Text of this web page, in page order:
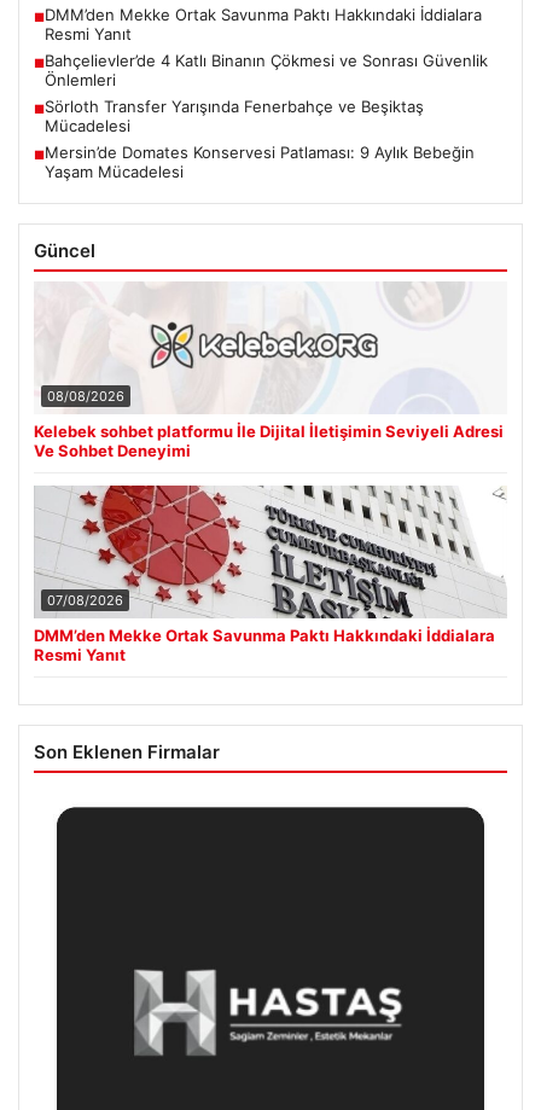
■DMM’den Mekke Ortak Savunma Paktı Hakkındaki İddialara
Resmi Yanıt
■Bahçelievler’de 4 Katlı Binanın Çökmesi ve Sonrası Güvenlik
Önlemleri
■Sörloth Transfer Yarışında Fenerbahçe ve Beşiktaş
Mücadelesi
■Mersin’de Domates Konservesi Patlaması: 9 Aylık Bebeğin
Yaşam Mücadelesi
Güncel
08/08/2026
Kelebek sohbet platformu İle Dijital İletişimin Seviyeli Adresi
Ve Sohbet Deneyimi
07/08/2026
DMM’den Mekke Ortak Savunma Paktı Hakkındaki İddialara
Resmi Yanıt
Son Eklenen Firmalar